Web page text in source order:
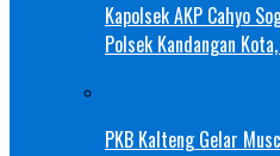
Kapolsek AKP Cahyo
Polsek Kandangan
PKB Kalteng Gelar